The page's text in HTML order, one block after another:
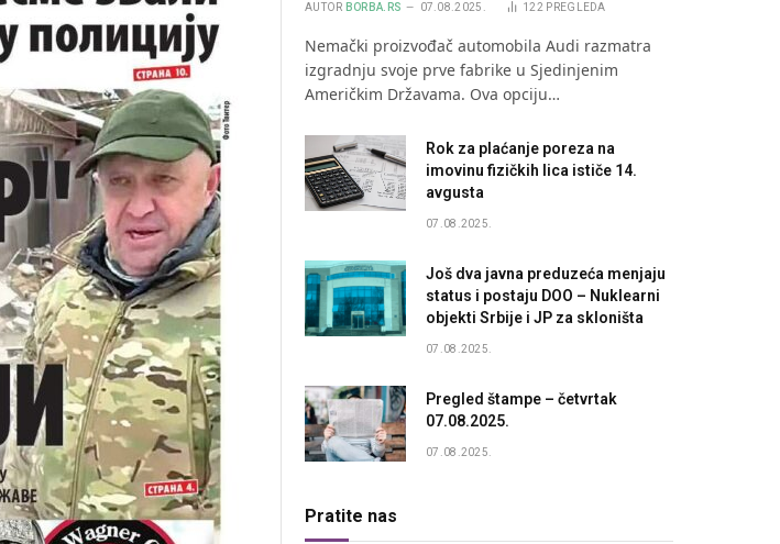
AUTOR BORBA.RS 07.08.2025. 122 PREGLEDA
Nemački proizvođač automobila Audi razmatra
izgradnju svoje prve fabrike u Sjedinjenim
Američkim Državama. Ova opciju…
Rok za plaćanje poreza na
imovinu fizičkih lica ističe 14.
avgusta
07.08.2025.
Još dva javna preduzeća menjaju
status i postaju DOO – Nuklearni
objekti Srbije i JP za skloništa
07.08.2025.
Pregled štampe – četvrtak
07.08.2025.
07.08.2025.
Pratite nas